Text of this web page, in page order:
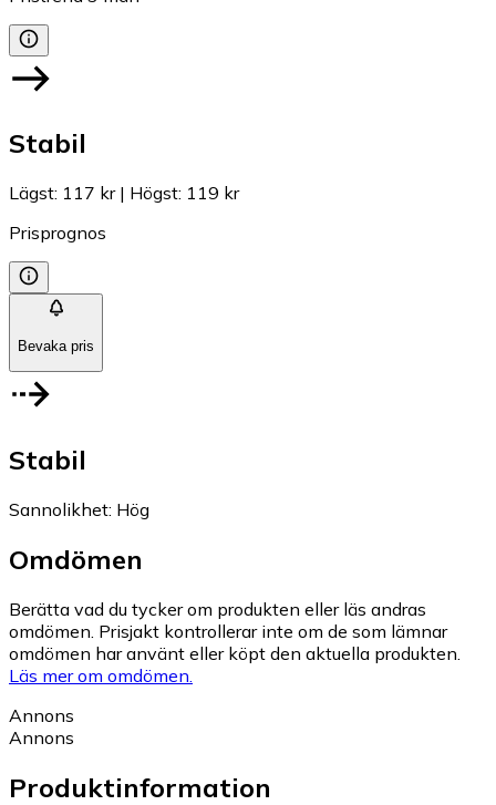
Stabil
Lägst: 117 kr| Högst: 119 kr
Prisprognos
Bevaka pris
Stabil
Sannolikhet: Hög
Omdömen
Berätta vad du tycker om produkten eller läs andras
omdömen. Prisjakt kontrollerar inte om de som lämnar
omdömen har använt eller köpt den aktuella produkten.
Läs mer om omdömen.
Annons
Annons
Produktinformation